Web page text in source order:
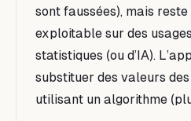
sont faussées), mais
exploitable sur des
statistiques (ou d’IA).
substituer des valeurs
utilisant un algorithme